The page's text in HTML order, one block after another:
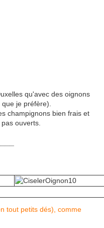
qu'avec des oignons
je préfère).
champignons bien frais et
ouverts.
tout petits dés), comme